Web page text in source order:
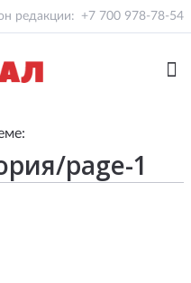
редакции: +7 700 978-78-54